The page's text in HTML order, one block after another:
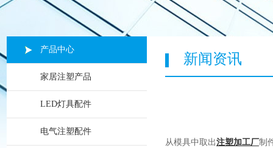
产品中心
家居注塑产品
LED灯具配件
电气注塑配件
新闻资讯
从模具中取出注塑加工厂制